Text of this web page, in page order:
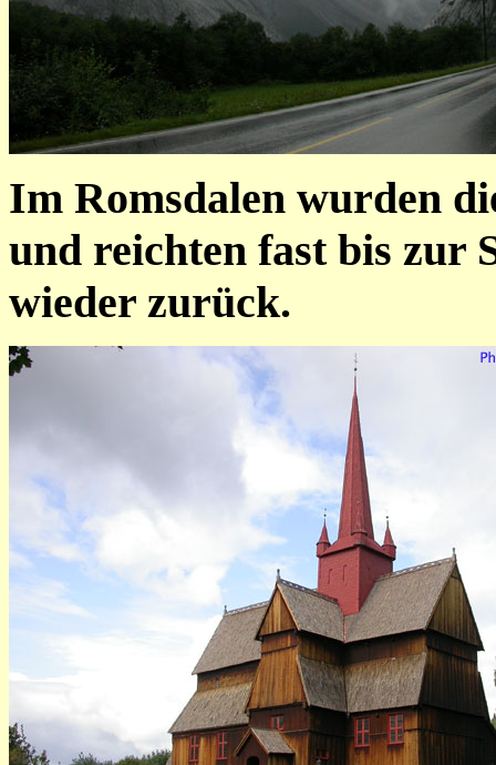
Im Romsdalen wurden
und reichten fast bis zur
wieder zurück.